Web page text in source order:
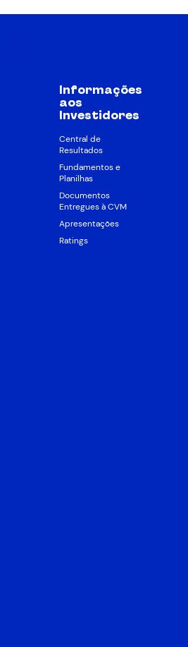
Informações
aos
Investidores
Central de
Resultados
Fundamentos e
Planilhas
Documentos
Entregues à CVM
Apresentações
Ratings